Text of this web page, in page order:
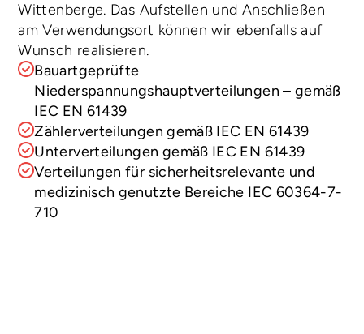
Wittenberge. Das Aufstellen und Anschließen
am Verwendungsort können wir ebenfalls auf
Wunsch realisieren.
Bauartgeprüfte
Niederspannungshauptverteilungen – gemäß
IEC EN 61439
Zählerverteilungen gemäß IEC EN 61439
Unterverteilungen gemäß IEC EN 61439
Verteilungen für sicherheitsrelevante und
medizinisch genutzte Bereiche IEC 60364-7-
710